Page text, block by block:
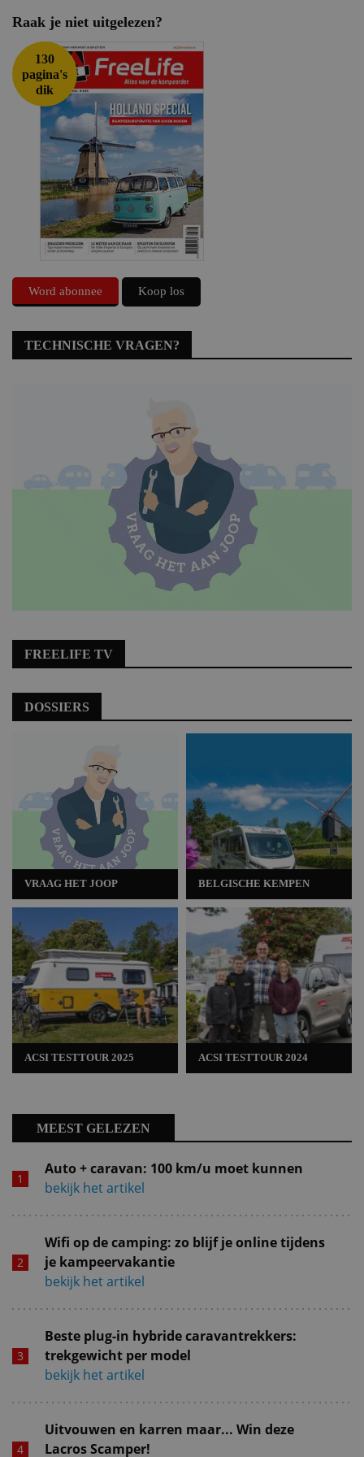
Raak je niet uitgelezen?
130
pagina's
dik
Word abonnee Koop los
TECHNISCHE VRAGEN?
FREELIFE TV
DOSSIERS
VRAAG HET JOOP
ACSI TESTTOUR 2025
BELGISCHE KEMPEN
ACSI TESTTOUR 2024
MEEST GELEZEN
Auto + caravan: 100 km/u moet kunnen
bekijk het artikel
Wifi op de camping: zo blijf je online tijdens
je kampeervakantie
bekijk het artikel
Beste plug-in hybride caravantrekkers:
trekgewicht per model
bekijk het artikel
Uitvouwen en karren maar... Win deze
Lacros Scamper!